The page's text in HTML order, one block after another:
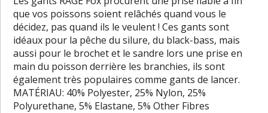
que vos poissons soient relâchés quand vous le
décidez, pas quand ils le veulent ! Ces gants sont
idéaux pour la pêche du silure, du black-bass, mais
aussi pour le brochet et le sandre lors une prise en
main du poisson derrière les branchies, ils sont
également très populaires comme gants de lancer.
MATÉRIAU: 40% Polyester, 25% Nylon, 25%
Polyurethane, 5% Elastane, 5% Other Fibres